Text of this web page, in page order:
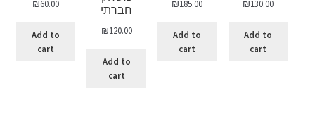
₪130.00
Add to
cart
₪185.00
Add to
cart
חברתי
₪120.00
Add to
cart
₪60.00
Add to
cart